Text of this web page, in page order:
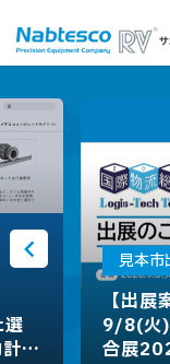
算
見本市
【出展
9/8(火
合展